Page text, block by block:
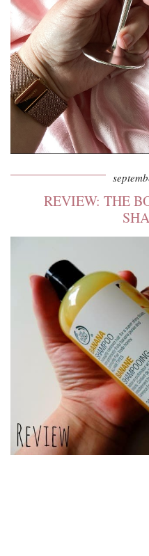
REVIEW: THE